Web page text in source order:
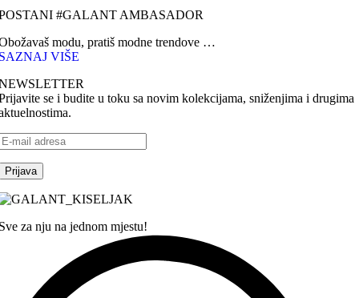
#GALANT AMBASADOR
modu, pratiš modne trendove …
VIŠE
se i budite u toku sa novim kolekcijama, sniženjima i drugima
za nju na jednom mjestu!